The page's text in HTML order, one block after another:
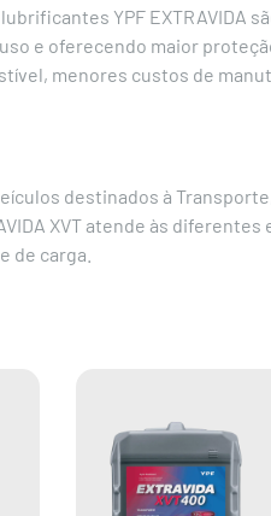
YPF EXTRAVIDA
e oferecendo maior
menores custos de
destinados à
XVT atende às diferentes
de carga.